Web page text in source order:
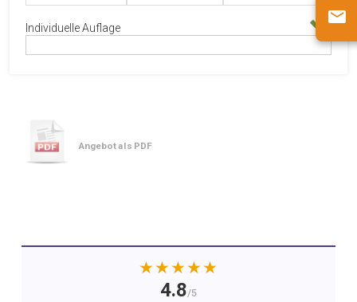
Individuelle Auflage
Angebot als PDF
★★★★★
4.8/5